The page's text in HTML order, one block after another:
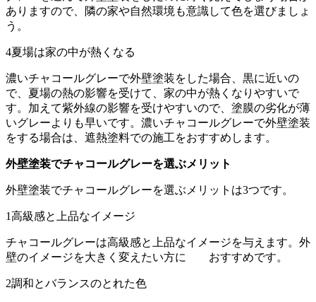
ありますので、隣の家や自然環境も意識して色を選びましょ
う。
4夏場は家の中が熱くなる
濃いチャコールグレーで外壁塗装をした場合、黒に近いの
で、夏場の熱の影響を受けて、家の中が熱くなりやすいで
す。加えて紫外線の影響を受けやすいので、塗膜の劣化が薄
いグレーよりも早いです。濃いチャコールグレーで外壁塗装
をする場合は、遮熱塗料での施工をおすすめします。
外壁塗装でチャコールグレーを選ぶメリット
外壁塗装でチャコールグレーを選ぶメリットは3つです。
1高級感と上品なイメージ
チャコールグレーは高級感と上品なイメージを与えます。外
壁のイメージを大きく変えたい方に おすすめです。
2調和とバランスのとれた色